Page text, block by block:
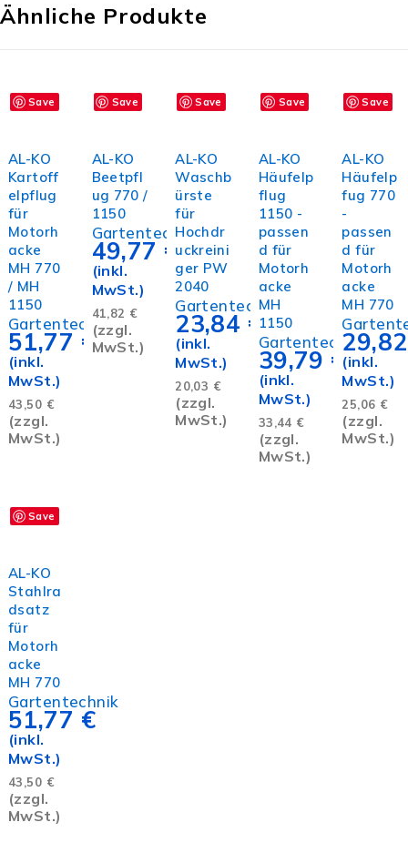
Ähnliche Produkte
Save
AL-KO
Kartoff
elpflug
für
Motorh
acke
MH 770
/ MH
1150
Gartentechnik
51,77 €
(inkl.
MwSt.)
43,50 €
(zzgl.
MwSt.)
Save
AL-KO
Beetpfl
ug 770 /
1150
Gartentechnik
49,77 €
(inkl.
MwSt.)
41,82 €
(zzgl.
MwSt.)
Save
AL-KO
Waschb
ürste
für
Hochdr
uckreini
ger PW
2040
Gartentechnik
23,84 €
(inkl.
MwSt.)
20,03 €
(zzgl.
MwSt.)
Save
AL-KO
Häufelp
flug
1150 -
passen
d für
Motorh
acke
MH
1150
Gartentechnik
39,79 €
(inkl.
MwSt.)
33,44 €
(zzgl.
MwSt.)
Save
AL-KO
Häufelp
fug 770
-
passen
d für
Motorh
acke
MH 770
(inkl.
MwSt.)
25,06 €
(zzgl.
MwSt.)
Save
AL-KO
Stahlra
dsatz
für
Motorh
acke
MH 770
Gartentechnik
51,77 €
(inkl.
MwSt.)
43,50 €
(zzgl.
MwSt.)